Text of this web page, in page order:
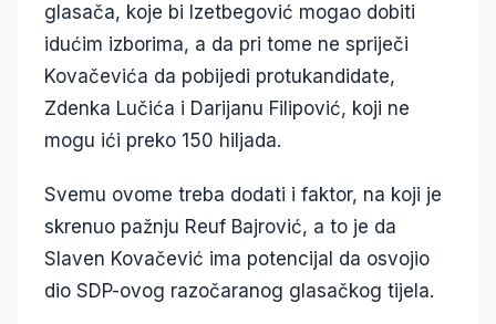
glasača, koje bi Izetbegović mogao dobiti
idućim izborima, a da pri tome ne spriječi
Kovačevića da pobijedi protukandidate,
Zdenka Lučića i Darijanu Filipović, koji ne
mogu ići preko 150 hiljada.
Svemu ovome treba dodati i faktor, na koji je
skrenuo pažnju Reuf Bajrović, a to je da
Slaven Kovačević ima potencijal da osvojio
dio SDP-ovog razočaranog glasačkog tijela.